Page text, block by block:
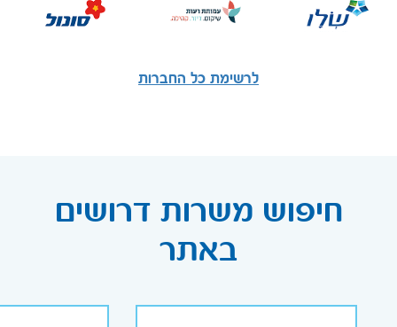
לרשימת כל החברות
חיפוש משרות דרושים
באתר